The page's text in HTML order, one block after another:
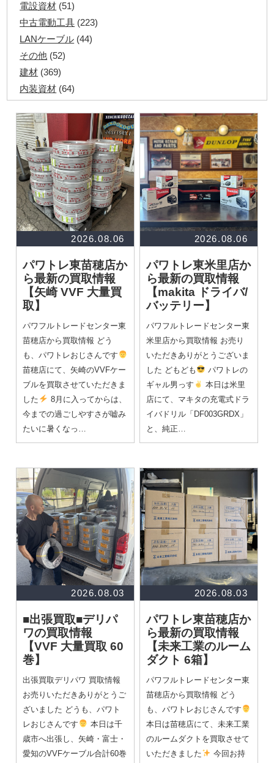
電設資材 (51)
中古電動工具 (223)
LANケーブル (44)
その他 (52)
建材 (369)
内装資材 (64)
ペアコイル
その他ツール(48)
電化製品(40)
その他建築資材(113)
半端電線(40)
マイナーケーブル(13)
CVTケーブル(8)
(25)
同軸ケーブル(11)
エコケーブル(3)
2026.08.06
パワトレ東苗穂店か
ら最新の買取情報
【矢崎 VVF 大量買
取】
パワフルトレードセンター東
苗穂店から買取情報 どう
も、パワトレおじさんです
苗穂店にて、矢崎のVVFケー
ブルを買取させていただきま
した
8月に入ってからは、
今までの過ごしやすさが嘘み
たいに暑くなっ…
2026.08.06
パワトレ東米里店か
ら最新の買取情報
【makita ドライバ/
バッテリー】
パワフルトレードセンター東
米里店から買取情報 お売り
いただきありがとうございま
した どもども
パワトレの
ギャル男っす
本日は米里
店にて、マキタの充電式ドラ
イバドリル「DF003GRDX」
と、純正…
2026.08.03
■出張買取■デリパ
ワの買取情報
【VVF 大量買取 60
巻】
出張買取デリパワ 買取情報
お売りいただきありがとうご
ざいました どうも、パワト
レおじさんです
本日は千
歳市へ出張し、矢崎・富士・
愛知のVVFケーブル合計60巻
2026.08.03
パワトレ東苗穂店か
ら最新の買取情報
【未来工業のルーム
ダクト 6箱】
パワフルトレードセンター東
苗穂店から買取情報 どう
も、パワトレおじさんです
本日は苗穂店にて、未来工業
のルームダクトを買取させて
いただきました
今回お持